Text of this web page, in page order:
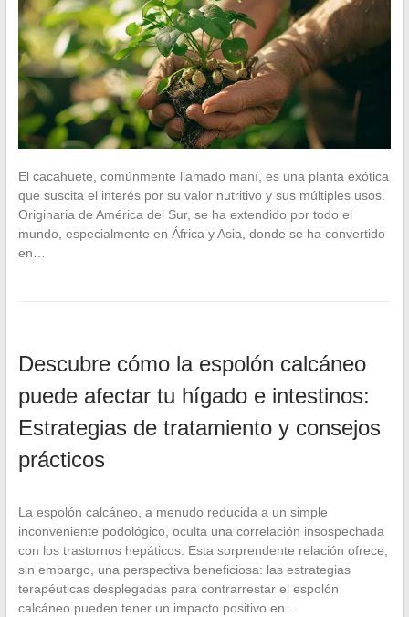
El cacahuete, comúnmente llamado maní, es una planta exótica
que suscita el interés por su valor nutritivo y sus múltiples usos.
Originaria de América del Sur, se ha extendido por todo el
mundo, especialmente en África y Asia, donde se ha convertido
en…
Descubre cómo la espolón calcáneo
puede afectar tu hígado e intestinos:
Estrategias de tratamiento y consejos
prácticos
La espolón calcáneo, a menudo reducida a un simple
inconveniente podológico, oculta una correlación insospechada
con los trastornos hepáticos. Esta sorprendente relación ofrece,
sin embargo, una perspectiva beneficiosa: las estrategias
terapéuticas desplegadas para contrarrestar el espolón
calcáneo pueden tener un impacto positivo en…